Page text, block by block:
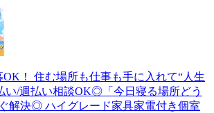
OK！ 住む場所も仕事も手に入れて“人生
い/週払い相談OK◎「今日寝る場所どう
解決◎ ハイグレード家具家電付き個室